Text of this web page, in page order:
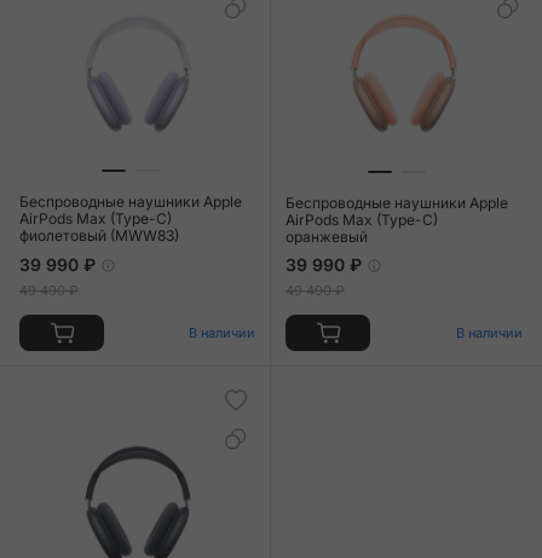
Беспроводные наушники Apple
AirPods Max (Type-C)
фиолетовый (MWW83)
39 990 ₽
49 490 ₽
В наличии
Беспроводные наушники Apple
AirPods Max (Type-C)
оранжевый
39 990 ₽
49 490 ₽
В наличии